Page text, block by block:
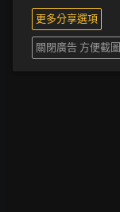
更多分享選項
關閉廣告 方便截圖